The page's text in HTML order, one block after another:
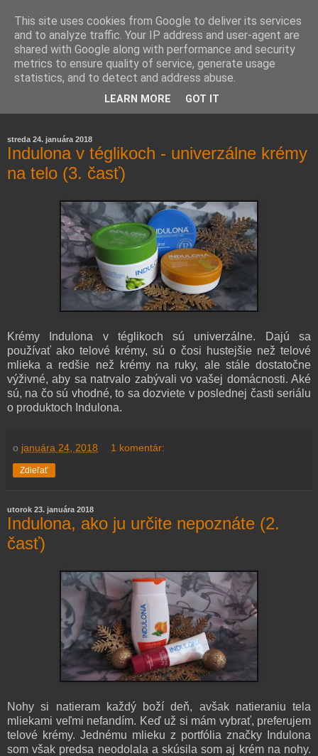
rozoberá témy o zdraví, živote a všetko možné.
streda 24. januára 2018
Indulona v téglikoch - univerzálne krémy
na telo (3. časť)
Krémy Indulona v téglikoch sú univerzálne. Dajú sa
používať ako telové krémy, sú o čosi hustejšie než telové
mlieka a redšie než krémy na ruky, ale stále dostatočne
výživné, aby sa natrvalo zabývali vo vašej domácnosti. Aké
sú, na čo sú vhodné, to sa dozviete v poslednej časti seriálu
o produktoch Indulona.
o januára 24, 2018 1 komentár:
Zdieľať
utorok 23. januára 2018
Indulona, ako ju určite nepoznáte (2.
časť)
Nohy si natieram každý boží deň, avšak natieraniu tela
mliekami veľmi nefandím. Keď už si mám vybrať, preferujem
telové krémy. Jednému mlieku z portfólia značky Indulona
som však predsa neodolala a skúsila som aj krém na nohy.
This site uses cookies from Google to deliver its services
and to analyze traffic. Your IP address and user-agent are
shared with Google along with performance and security
metrics to ensure quality of service, generate usage
statistics, and to detect and address abuse.
LEARN MORE GOT IT